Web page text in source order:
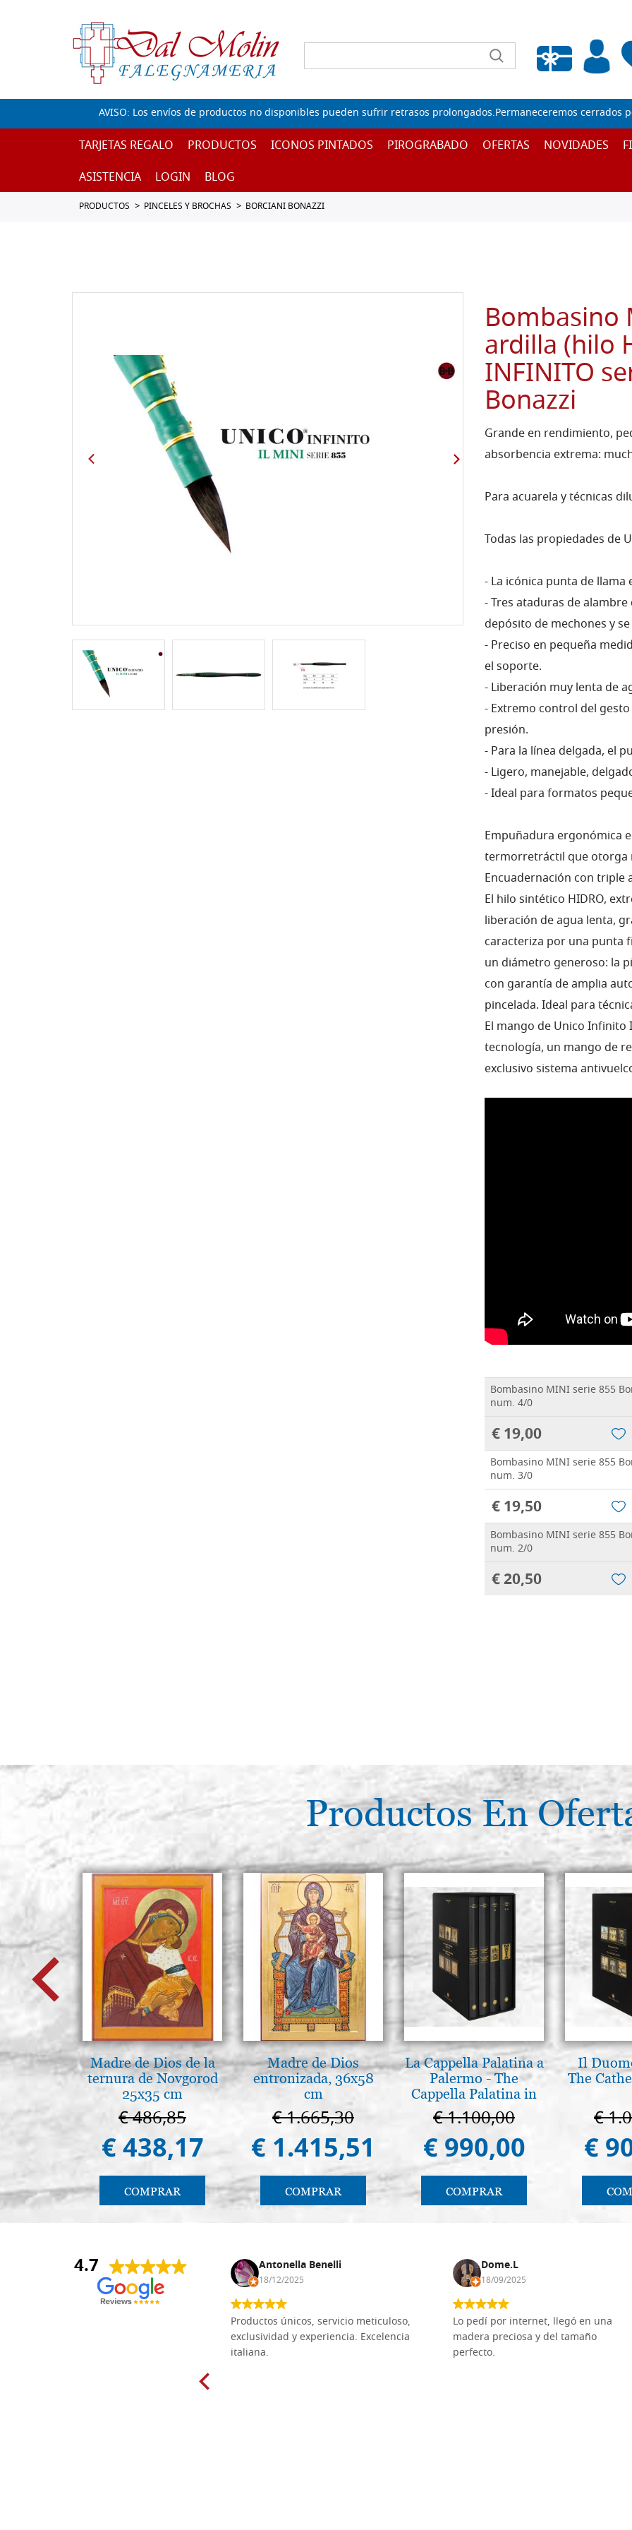
Lista de deseos vacía
AVISO: Los envíos de productos no disponibles pueden sufrir retrasos prolongados.Permaneceremos cerrados
TARJETAS REGALO PRODUCTOS ICONOS PINTADOS PIROGRABADO OFERTAS NOVIDADES
ASISTENCIA
LOGIN BLOG
PRODUCTOS PINCELES Y BROCHAS BORCIANI BONAZZI
ardilla (hilo
INFINITO
Bonazzi
Grande en rendimiento,
absorbencia extrema:
Para acuarela y técnicas
Todas las propiedades de
- La icónica punta de
- Tres ataduras de
depósito de mechones y
- Preciso en pequeña
el soporte.
- Liberación muy lenta de
- Extremo control del
presión.
- Para la línea delgada, el
- Ligero, manejable,
- Ideal para formatos
Empuñadura ergonómica
termorretráctil que otorga
Encuadernación con triple
El hilo sintético HIDRO,
liberación de agua lenta,
caracteriza por una punta
un diámetro generoso: la
con garantía de amplia
pincelada. Ideal para
El mango de Unico
tecnología, un mango de
exclusivo sistema
Bombasino MINI serie 855
num. 4/0
€ 19,00
Bombasino MINI serie 855
num. 3/0
€ 19,50
Bombasino MINI serie 855
num. 2/0
€ 20,50
Productos En
Madre de Dios de la
ternura de Novgorod
25x35 cm
€ 486,85
€ 438,17
COMPRAR
Madre de Dios
entronizada, 36x58
cm
€ 1.665,30
€ 1.415,51
COMPRAR
La Cappella Palatina a
Palermo - The
Cappella Palatina in
Palermo
€ 1.100,00
€ 990,00
COMPRAR
Il
The
€
€
4.7
Anna Maria Negri Antonella Benelli
18/12/2025
Productos únicos, servicio meticuloso,
exclusividad y experiencia. Excelencia
italiana.
Dome.L
18/09/2025
Lo pedí por internet, llegó en una
madera preciosa y del tamaño
perfecto.